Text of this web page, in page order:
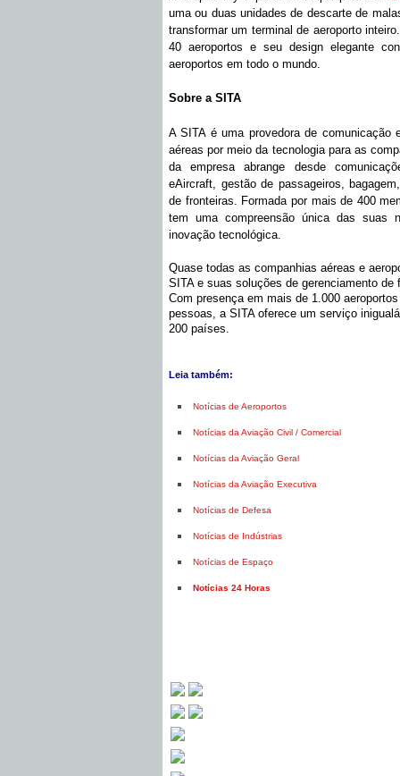
uma ou duas unidades de descarte de
transformar um terminal de aeroporto
40 aeroportos e seu design elegante
aeroportos em todo o mundo.
Sobre a SITA
A SITA é uma provedora de
aéreas por meio da tecnologia para as
da empresa abrange desde
eAircraft, gestão de passageiros,
de fronteiras. Formada por mais de 400
tem uma compreensão única das suas
inovação tecnológica.
Quase todas as companhias aéreas e
SITA e suas soluções de gerenciamento
Com presença em mais de 1.000
pessoas, a SITA oferece um serviço
200 países.
Leia também:
Notícias de Aeroportos
Notícias da Aviação Civil / Comercial
Notícias da Aviação Geral
Notícias da Aviação Executiva
Notícias de Defesa
Notícias de Indústrias
Notícias de Espaço
Notícias 24 Horas